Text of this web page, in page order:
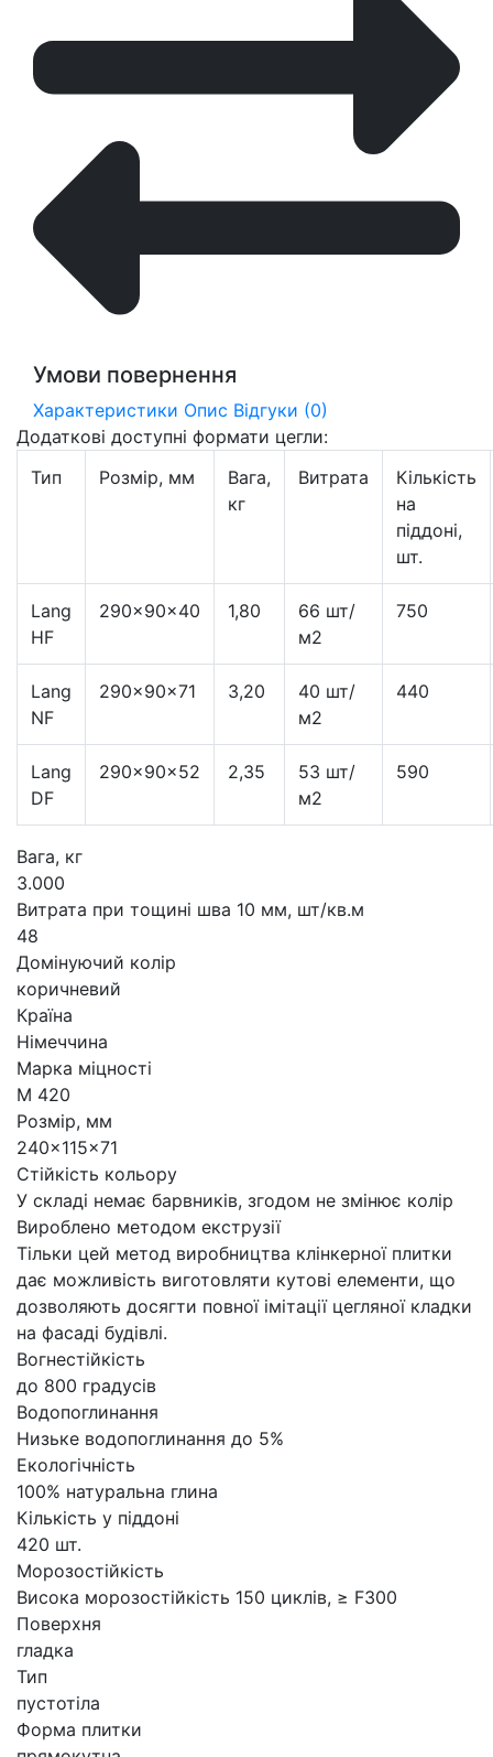
Умови повернення
Характеристики Опис Відгуки (0)
Додаткові доступні формати цегли:
Тип
Розмір, мм
Вага,
кг
Витрата
Кількість
на
піддоні,
шт.
Lang
HF
290×90×40 1,80
66 шт/
м2
750
Lang
NF
290×90×71 3,20
40 шт/
м2
440
Lang
DF
290×90×52 2,35
53 шт/
м2
590
Вага, кг
3.000
Витрата при тощині шва 10 мм, шт/кв.м
48
Домінуючий колір
коричневий
Країна
Німеччина
Марка міцності
М 420
Розмір, мм
240x115x71
Стійкість кольору
У складі немає барвників, згодом не змінює колір
Вироблено методом екструзії
Тільки цей метод виробництва клінкерної плитки
дає можливість виготовляти кутові елементи, що
дозволяють досягти повної імітації цегляної кладки
на фасаді будівлі.
Вогнестійкість
до 800 градусів
Водопоглинання
Низьке водопоглинання до 5%
Екологічність
100% натуральна глина
Кількість у піддоні
420 шт.
Морозостійкість
Висока морозостійкість 150 циклів, ≥ F300
Поверхня
гладка
Тип
пустотіла
Форма плитки